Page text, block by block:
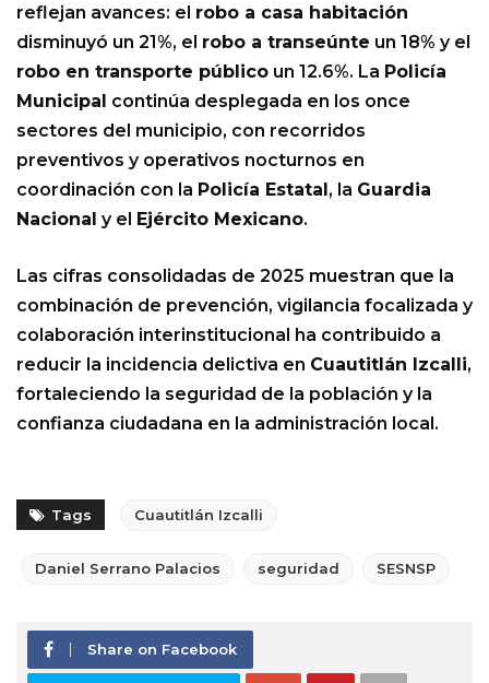
reflejan avances: el robo a casa habitación
disminuyó un 21%, el robo a transeúnte un 18% y el
robo en transporte público un 12.6%. La Policía
Municipal continúa desplegada en los once
sectores del municipio, con recorridos
preventivos y operativos nocturnos en
coordinación con la Policía Estatal, la Guardia
Nacional y el Ejército Mexicano.
Las cifras consolidadas de 2025 muestran que la
combinación de prevención, vigilancia focalizada y
colaboración interinstitucional ha contribuido a
reducir la incidencia delictiva en Cuautitlán Izcalli,
fortaleciendo la seguridad de la población y la
confianza ciudadana en la administración local.
Tags Cuautitlán Izcalli
Daniel Serrano Palacios seguridad SESNSP
Share on Facebook